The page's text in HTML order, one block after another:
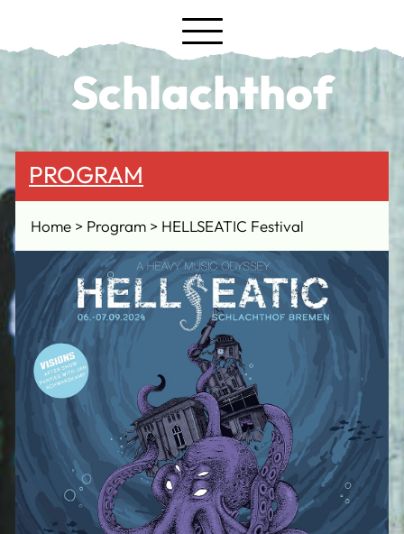
Schlachthof
PROGRAM
Home Program HELLSEATIC Festival